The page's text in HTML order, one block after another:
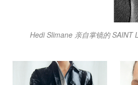
Hedi Slimane 亲自掌镜的 SAINT